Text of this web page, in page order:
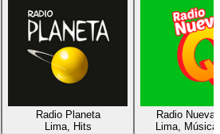
Radio Planeta
Lima, Hits
Radio Nueva
Lima,